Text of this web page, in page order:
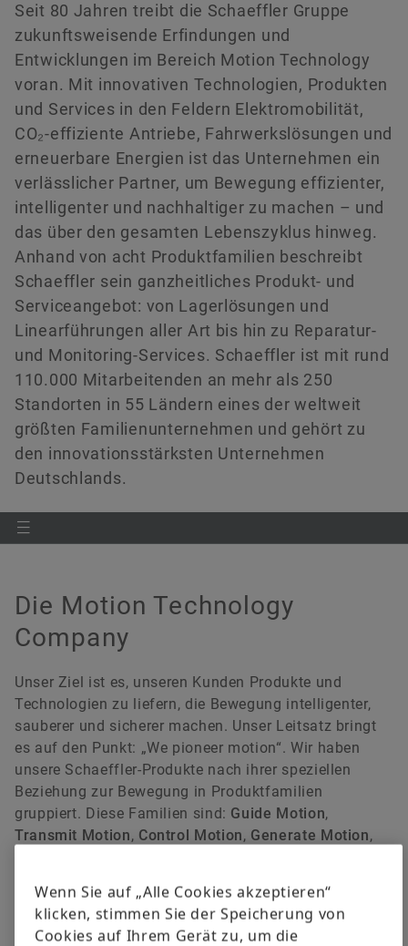
Geschichte
Nachhaltigkeit
Diversity & Inklusion
Innovationskultur
Pioniergeist
Motorsport
Globale Ausbildung
Formula Student
Veranstaltungen & Publikationen
Investor Relations Kontakt
Social News
Messen & Veranstaltungen
Jetzt bestellen
Seit 80 Jahren treibt die Schaeffler Gruppe
zukunftsweisende Erfindungen und
Entwicklungen im Bereich Motion Technology
voran. Mit innovativen Technologien, Produkten
und Services in den Feldern Elektromobilität,
CO₂-effiziente Antriebe, Fahrwerkslösungen und
erneuerbare Energien ist das Unternehmen ein
verlässlicher Partner, um Bewegung effizienter,
intelligenter und nachhaltiger zu machen – und
das über den gesamten Lebenszyklus hinweg.
Anhand von acht Produktfamilien beschreibt
Schaeffler sein ganzheitliches Produkt- und
Serviceangebot: von Lagerlösungen und
Linearführungen aller Art bis hin zu Reparatur-
und Monitoring-Services. Schaeffler ist mit rund
110.000 Mitarbeitenden an mehr als 250
Standorten in 55 Ländern eines der weltweit
größten Familienunternehmen und gehört zu
den innovationsstärksten Unternehmen
Deutschlands.
Die Motion Technology
Company
Unser Ziel ist es, unseren Kunden Produkte und
Technologien zu liefern, die Bewegung intelligenter,
sauberer und sicherer machen. Unser Leitsatz bringt
es auf den Punkt: „We pioneer motion“. Wir haben
unsere Schaeffler-Produkte nach ihrer speziellen
Beziehung zur Bewegung in Produktfamilien
gruppiert. Diese Familien sind: Guide Motion,
Transmit Motion, Control Motion, Generate Motion,
Inhalt eingeschränkt
Wenn Sie auf „Alle Cookies akzeptieren“
klicken, stimmen Sie der Speicherung von
Cookies auf Ihrem Gerät zu, um die